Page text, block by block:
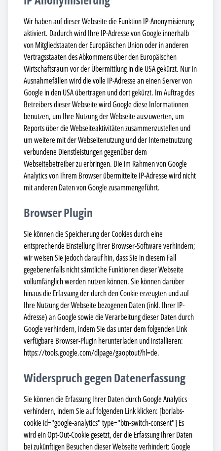
Wir haben auf dieser Webseite die Funktion IP-Anonymisierung
aktiviert. Dadurch wird Ihre IP-Adresse von Google innerhalb
von Mitgliedstaaten der Europäischen Union oder in anderen
Vertragsstaaten des Abkommens über den Europäischen
Wirtschaftsraum vor der Übermittlung in die USA gekürzt. Nur in
Ausnahmefällen wird die volle IP-Adresse an einen Server von
Google in den USA übertragen und dort gekürzt. Im Auftrag des
Betreibers dieser Webseite wird Google diese Informationen
benutzen, um Ihre Nutzung der Webseite auszuwerten, um
Reports über die Webseiteaktivitäten zusammenzustellen und
um weitere mit der Webseitenutzung und der Internetnutzung
verbundene Dienstleistungen gegenüber dem
Webseitebetreiber zu erbringen. Die im Rahmen von Google
Analytics von Ihrem Browser übermittelte IP-Adresse wird nicht
mit anderen Daten von Google zusammengeführt.
Browser Plugin
Sie können die Speicherung der Cookies durch eine
entsprechende Einstellung Ihrer Browser-Software verhindern;
wir weisen Sie jedoch darauf hin, dass Sie in diesem Fall
gegebenenfalls nicht sämtliche Funktionen dieser Webseite
vollumfänglich werden nutzen können. Sie können darüber
hinaus die Erfassung der durch den Cookie erzeugten und auf
Ihre Nutzung der Webseite bezogenen Daten (inkl. Ihrer IP-
Adresse) an Google sowie die Verarbeitung dieser Daten durch
Google verhindern, indem Sie das unter dem folgenden Link
verfügbare Browser-Plugin herunterladen und installieren:
https://tools.google.com/dlpage/gaoptout?hl=de.
Widerspruch gegen Datenerfassung
Sie können die Erfassung Ihrer Daten durch Google Analytics
verhindern, indem Sie auf folgenden Link klicken: [borlabs-
cookie id="google-analytics" type="btn-switch-consent"] Es
wird ein Opt-Out-Cookie gesetzt, der die Erfassung Ihrer Daten
bei zukünftigen Besuchen dieser Webseite verhindert: Google